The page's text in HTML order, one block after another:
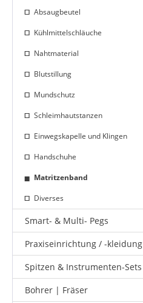
Absaugbeutel
Kühlmittelschläuche
Nahtmaterial
Blutstillung
Mundschutz
Schleimhautstanzen
Einwegskapelle und Klingen
Handschuhe
Matritzenband
Diverses
Smart- & Multi- Pegs
Praxiseinrichtung / -kleidung
Spitzen & Instrumenten-Sets
Bohrer | Fräser